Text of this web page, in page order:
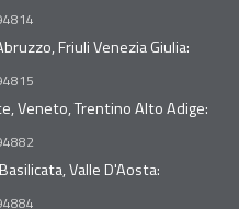
Friuli Venezia Giulia:
Veneto, Trentino Alto Adige:
Valle D'Aosta: